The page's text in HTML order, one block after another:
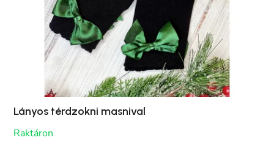
Lányos térdzokni masnival
Raktáron